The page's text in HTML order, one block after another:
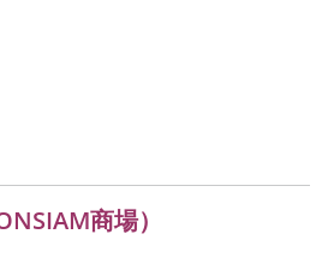
商場）